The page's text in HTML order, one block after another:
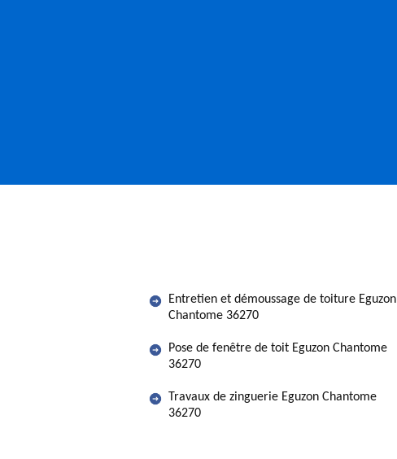
Entretien et démoussage de toiture Eguzon
Chantome 36270
Pose de fenêtre de toit Eguzon Chantome
36270
Travaux de zinguerie Eguzon Chantome
36270